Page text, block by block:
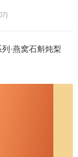
·燕窝石斛炖梨